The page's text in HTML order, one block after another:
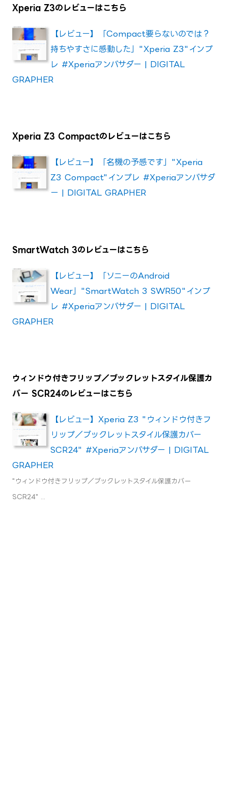
Xperia Z3のレビューはこちら
【レビュー】「Compact要らないのでは？
持ちやすさに感動した」"Xperia Z3"インプ
レ #Xperiaアンバサダー | DIGITAL
GRAPHER
Xperia Z3 Compactのレビューはこちら
【レビュー】「名機の予感です」"Xperia
Z3 Compact"インプレ #Xperiaアンバサダ
ー | DIGITAL GRAPHER
SmartWatch 3のレビューはこちら
【レビュー】「ソニーのAndroid
Wear」"SmartWatch 3 SWR50"インプ
レ #Xperiaアンバサダー | DIGITAL
GRAPHER
ウィンドウ付きフリップ／ブックレットスタイル保護カ
バー SCR24のレビューはこちら
【レビュー】Xperia Z3 "ウィンドウ付きフ
リップ／ブックレットスタイル保護カバー
SCR24" #Xperiaアンバサダー | DIGITAL
GRAPHER
"ウィンドウ付きフリップ／ブックレットスタイル保護カバー
SCR24" ...